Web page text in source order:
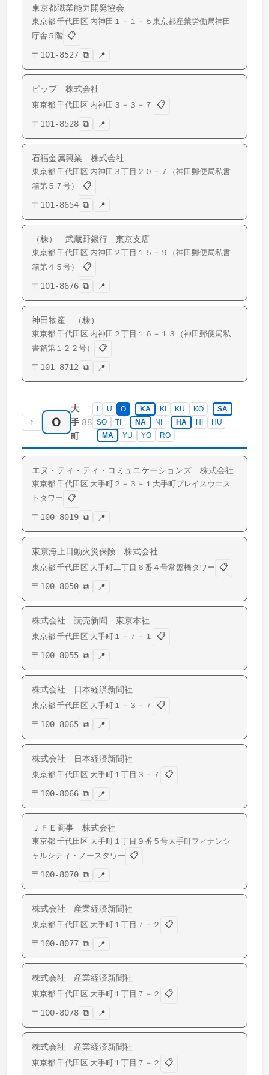
東京都職業能力開発協会
東京都 千代田区 内神田 １－１－５東京都産業労働局神田
庁舎５階 📋
〒 101-8527 ⧉ 📍
ピップ 株式会社
東京都 千代田区 内神田 ３－３－７
📋
〒 101-8528 ⧉ 📍
石福金属興業 株式会社
東京都 千代田区 内神田 ３丁目２０－７（神田郵便局私書
箱第５７号）
📋
〒 101-8654 ⧉ 📍
（株） 武蔵野銀行 東京支店
東京都 千代田区 内神田 ２丁目１５－９（神田郵便局私書
箱第４５号）
📋
〒 101-8676 ⧉ 📍
神田物産 （株）
東京都 千代田区 内神田 ２丁目１６－１３（神田郵便局私
書箱第１２２号）
📋
〒 101-8712 ⧉ 📍
↑ O
大
手
町
88
I U O KA KI KU KO
SA
SO
TI NA NI HA HI
HU
MA
YU YO RO
エヌ・ティ・ティ・コミュニケーションズ 株式会社
東京都 千代田区 大手町 ２－３－１大手町プレイスウエス
トタワー 📋
〒 100-8019 ⧉ 📍
東京海上日動火災保険 株式会社
東京都 千代田区 大手町二丁目６番４号常盤橋タワー 📋
〒 100-8050 ⧉ 📍
株式会社 読売新聞 東京本社
東京都 千代田区 大手町 １－７－１
📋
〒 100-8055 ⧉ 📍
株式会社 日本経済新聞社
東京都 千代田区 大手町 １－３－７
📋
〒 100-8065 ⧉ 📍
株式会社 日本経済新聞社
東京都 千代田区 大手町 １丁目３－７
📋
〒 100-8066 ⧉ 📍
ＪＦＥ商事 株式会社
東京都 千代田区 大手町 １丁目９番５号大手町フィナンシ
ャルシティ・ノースタワー 📋
〒 100-8070 ⧉ 📍
株式会社 産業経済新聞社
東京都 千代田区 大手町 １丁目７－２
📋
〒 100-8077 ⧉ 📍
株式会社 産業経済新聞社
東京都 千代田区 大手町 １丁目７－２
📋
〒 100-8078 ⧉ 📍
株式会社 産業経済新聞社
東京都 千代田区 大手町 １丁目７－２ 📋